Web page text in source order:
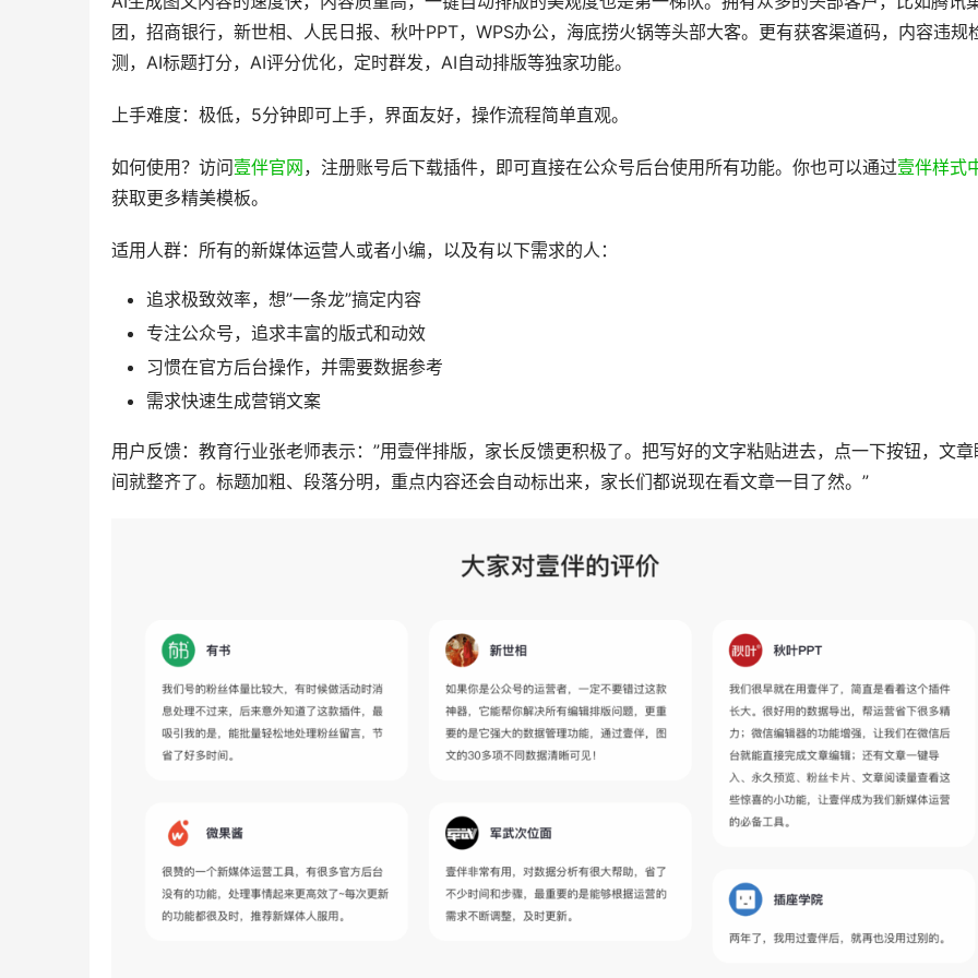
团，招商银行，新世相、人民日报、秋叶PPT，WPS办公，海底捞火锅等头部大客。更有获客渠道码，内容违规
测，AI标题打分，AI评分优化，定时群发，AI自动排版等独家功能。
上手难度：极低，5分钟即可上手，界面友好，操作流程简单直观。
如何使用？访问壹伴官网 ，注册账号后下载插件，即可直接在公众号后台使用所有功能。你也可以通过壹伴样式
获取更多精美模板。
适用人群：所有的新媒体运营人或者小编，以及有以下需求的人：
追求极致效率，想”一条龙”搞定内容
专注公众号，追求丰富的版式和动效
习惯在官方后台操作，并需要数据参考
需求快速生成营销文案
用户反馈：教育行业张老师表示：”用壹伴排版，家长反馈更积极了。把写好的文字粘贴进去，点一下按钮，文章
间就整齐了。标题加粗、段落分明，重点内容还会自动标出来，家长们都说现在看文章一目了然。”